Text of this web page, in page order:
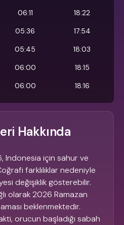
06:11
18:22
05:36
17:54
05:45
18:03
06:00
18:15
06:00 18:16
Hakkında
Indonesia için sahur ve
farklılıklar nedeniyle
değişiklik gösterebilir.
olarak 2026 Ramazan
beklenmektedir.
orucun başladığı sabah